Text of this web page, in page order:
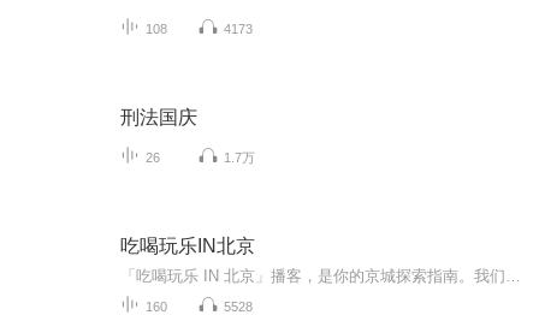
108 4173
刑法国庆
26 1.7万
吃喝玩乐IN北京
160 5528